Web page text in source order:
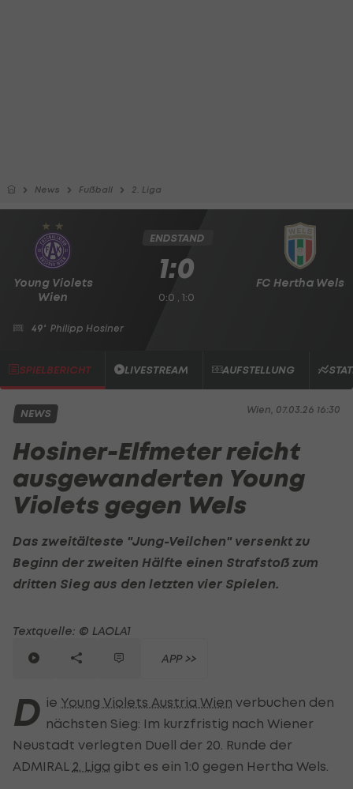
News Fußball 2. Liga
Young Violets
Wien
FC Hertha Wels
ENDSTAND
1:0
0:0 , 1:0
49' Philipp Hosiner
SPIELBERICHT LIVESTREAM AUFSTELLUNG
Wien, 07.03.26 16:30
NEWS
Hosiner-Elfmeter reicht
ausgewanderten Young
Violets gegen Wels
Das zweitälteste "Jung-Veilchen" versenkt zu
Beginn der zweiten Hälfte einen Strafstoß zum
dritten Sieg aus den letzten vier Spielen.
Textquelle: © LAOLA1
APP >>
D ie Young Violets Austria Wien verbuchen den
nächsten Sieg: Im kurzfristig nach Wiener
Neustadt verlegten Duell der 20. Runde der
ADMIRAL 2. Liga gibt es ein 1:0 gegen Hertha Wels.